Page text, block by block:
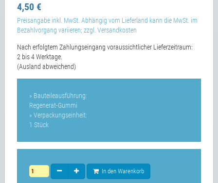
4,50 €
Preisangabe inkl. MwSt. Abhängig vom Lieferland kann die MwSt. im
Bezahlvorgang variieren; zzgl. Versandkosten
Nach erfolgtem Zahlungseingang voraussichtlicher Lieferzeitraum:
2 bis 4 Werktage.
(Ausland abweichend)
» Bauteileausführung:
Regenerat-Gummi
» Verpackungseinheit:
1 Stück
In den Warenkorb